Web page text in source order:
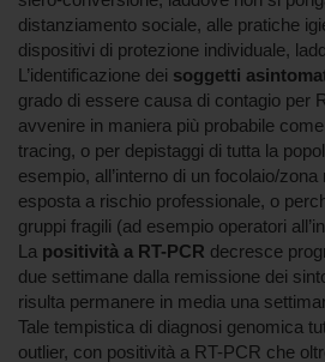
distanziamento sociale, alle pratiche
dispositivi di protezione individuale,
L’identificazione dei soggetti
grado di essere causa di contagio per
avvenire in maniera più probabile
tracing, o per depistaggi di tutta la
esempio, all’interno di un focolaio/
esposta a rischio professionale, o
gruppi fragili (ad esempio operatori
La positività a RT-PCR decresce
due settimane dalla remissione dei
risulta permanere in media una
Tale tempistica di diagnosi genomica
outlier, con positività a RT-PCR che